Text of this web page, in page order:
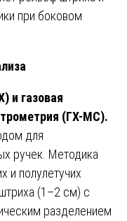
при боковом
и газовая
(ГХ-МС).
для
ручек. Методика
и полулетучих
(1–2 см) с
разделением